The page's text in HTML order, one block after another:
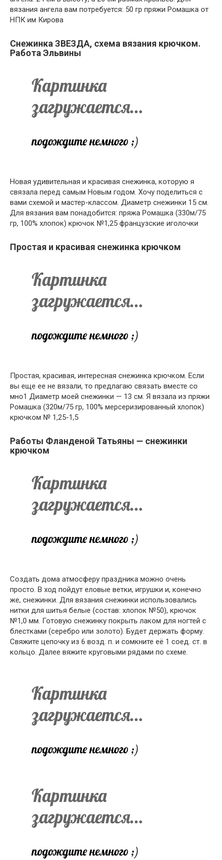
вязания ангела вам потребуется: 50 гр пряжи Ромашка от
НПК им Кирова
Снежинка ЗВЕЗДА, схема вязания крючком.
Работа Эльвины
Новая удивительная и красивая снежинка, которую я
связала перед самым Новым годом. Хочу поделиться с
вами схемой и мастер-классом. Диаметр снежинки 15 см.
Для вязания вам понадобится: пряжа Ромашка (330м/75
гр, 100% хлопок) крючок №1,25 французские иголочки
Простая и красивая снежинка крючком
Простая, красивая, интересная снежинка крючком. Если
вы еще ее не вязали, то предлагаю связать вместе со
мно1 Диаметр моей снежинки — 13 см. Я вязала из пряжи
Ромашка (320м/75 гр, 100% мерсеризированный хлопок)
крючком № 1,25-1,5
Работы Фланденой Татьяны — снежинки
крючком
Создать дома атмосферу праздника можно очень
просто. В ход пойдут еловые ветки, игрушки и, конечно
же, снежинки. Для вязания снежинки использовались
нитки для шитья белые (состав: хлопок №50), крючок
№1,0 мм. Готовую снежинку покрыть лаком для ногтей с
блестками (серебро или золото). Будет держать форму.
Свяжите цепочку из 6 возд. п. и сомкните её 1 соед. ст. в
кольцо. Далее вяжите круговыми рядами по схеме.